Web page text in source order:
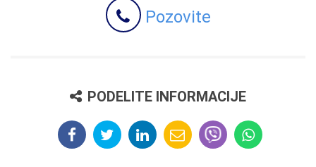
Pozovite
PODELITE INFORMACIJE